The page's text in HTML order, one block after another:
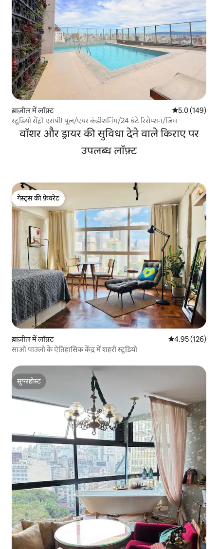
ब्राज़ील में लॉफ़्ट औसत रेटिंग 5 में
5.0 (149)
स्टूडियो सेंट्रो एसपी! पूल/एयर कंडीशनिंग/24 घंटे रिसेप्शन/जिम
वॉशर और ड्रायर की सुविधा देने वाले किराए पर
उपलब्ध लॉफ़्ट
गेस्ट्स की फ़ेवरेट
गेस्ट्स की फ़ेवरेट
ब्राज़ील में लॉफ़्ट औसत रेटिंग 5 में से
4.95 (126)
साओ पाउलो के ऐतिहासिक केंद्र में शहरी स्टूडियो
सुपरहोस्ट
सुपरहोस्ट